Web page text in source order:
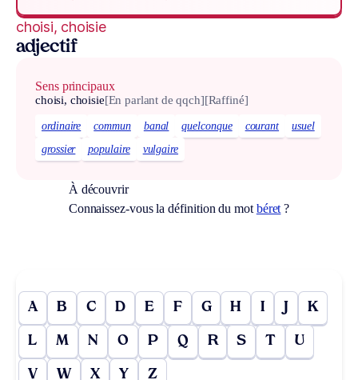
choisi, choisie
adjectif
Sens principaux
choisi, choisie[En parlant de qqch][Raffiné]
ordinaire commun banal quelconque courant
usuel
grossier
populaire vulgaire
À découvrir
Connaissez-vous la définition du mot béret ?
A B C D E F G H I J K
L M N O P Q R S T U
V W X Y Z